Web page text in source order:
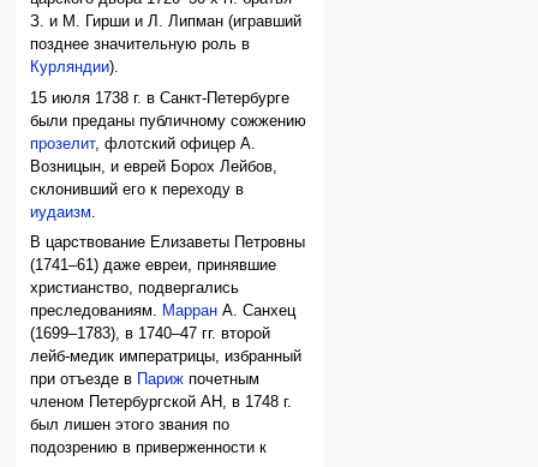
З. и М. Гирши и Л. Липман (игравший
позднее значительную роль в
Курляндии).
15 июля 1738 г. в Санкт-Петербурге
были преданы публичному сожжению
прозелит, флотский офицер А.
Возницын, и еврей Борох Лейбов,
склонивший его к переходу в
иудаизм
В царствование Елизаветы Петровны
(1741–61) даже евреи, принявшие
христианство, подвергались
преследованиям. Марран А. Санхец
(1699–1783), в 1740–47 гг. второй
лейб-медик императрицы, избранный
при отъезде в
Париж почетным
членом Петербургской АН, в 1748 г.
был лишен этого звания по
подозрению в приверженности к